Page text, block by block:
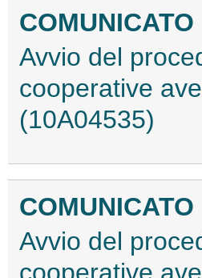
COMUNICATO
Avvio del
cooperative
(10A04535)
COMUNICATO
Avvio del